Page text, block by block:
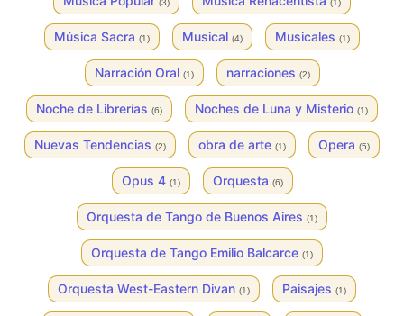
(3) (1)
Música Sacra (1) Musical (4) Musicales (1)
Narración Oral (1) narraciones (2)
Noche de Librerías (6) Noches de Luna y Misterio (1)
Nuevas Tendencias (2) obra de arte (1) Opera (5)
Opus 4 (1) Orquesta (6)
Orquesta de Tango de Buenos Aires (1)
Orquesta de Tango Emilio Balcarce (1)
Orquesta West-Eastern Divan (1) Paisajes (1)